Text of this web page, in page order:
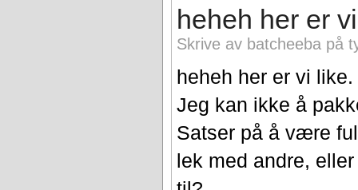
heheh her er
Skrive av batcheeba på
heheh her er vi like.
Jeg kan ikke å
Satser på å være
lek med andre,